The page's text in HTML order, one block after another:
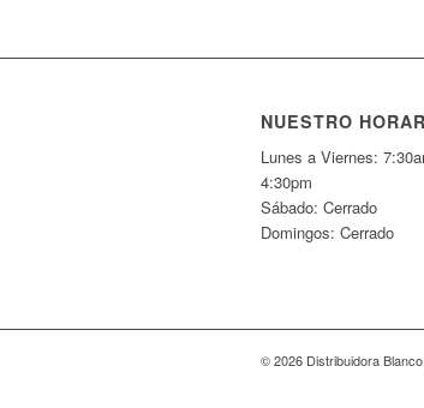
NUESTRO
Lunes a Viernes:
4:30pm
Sábado: Cerrado
Domingos: Cerrado
© 2026 Distribuidora